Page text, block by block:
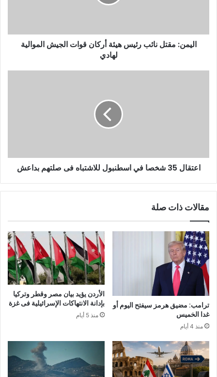
اليمن: مقتل نائب رئيس هيئة أركان قوات الجيش الموالية
لهادي
اعتقال 35 شخصا في اسطنبول للاشتباه فى صلتهم بداعش
مقالات ذات صلة
ترامب: مضيق هرمز سيفتح اليوم أو
غدا الخميس
منذ 4 أيام
الأردن يؤيد بيان مصر وقطر وتركيا
بإدانة الانتهاكات الإسرائيلية فى غزة
منذ 5 أيام